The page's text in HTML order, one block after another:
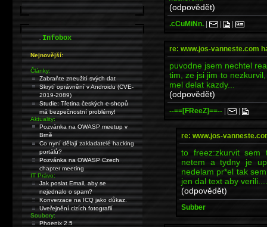
(odpovědět)
.cCuMiNn. | | |
re: www.jos-vanneste.com
puvodne jsem nechtel
tim, ze jsi jim to
mel delat kazdy...
(odpovědět)
--==[FReeZ]==-- | |
re: www.jos-
to freez:zkurvit sem
netem a tydny je
nedelam pr*el tak
jen dal text aby verili....
(odpovědět)
Subber
.Infobox
Nejnovější:
Články:
Zabraňte zneužití svých dat
Skrytí oprávnění v Androidu (CVE-
2019-2089)
Studie: Třetina českých e-shopů
má bezpečnostní problémy!
Aktuality:
Pozvánka na OWASP meetup v
Brně
Co nyní dělají zakladatelé hacking
portálů?
Pozvánka na OWASP Czech
chapter meeting
IT Právo:
Jak poslat Email, aby se
nejednalo o spam?
Konverzace na ICQ jako důkaz.
Uveřejnění cizích fotografií
Soubory:
Phoenix 2.5